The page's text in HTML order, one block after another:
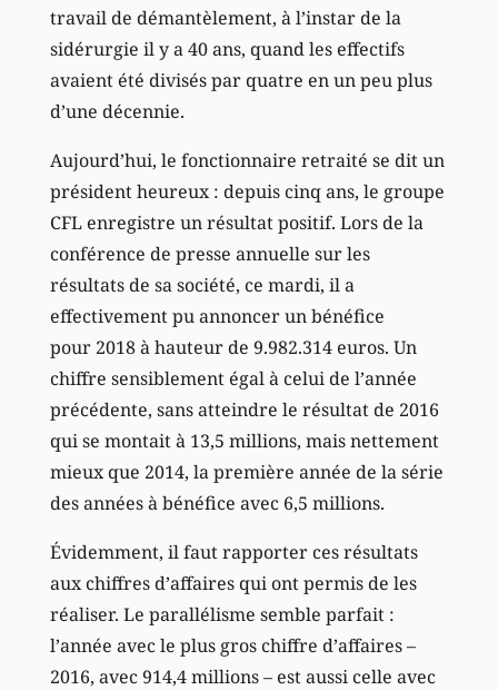
travail de démantèlement, à l’instar de la
sidérurgie il y a 40 ans, quand les effectifs
avaient été divisés par quatre en un peu plus
d’une décennie.
Aujourd’hui, le fonctionnaire retraité se dit un
président heureux : depuis cinq ans, le groupe
CFL enregistre un résultat positif. Lors de la
conférence de presse annuelle sur les
résultats de sa société, ce mardi, il a
effectivement pu annoncer un bénéfice
pour 2018 à hauteur de 9.982.314 euros. Un
chiffre sensiblement égal à celui de l’année
précédente, sans atteindre le résultat de 2016
qui se montait à 13,5 millions, mais nettement
mieux que 2014, la première année de la série
des années à bénéfice avec 6,5 millions.
Évidemment, il faut rapporter ces résultats
aux chiffres d’affaires qui ont permis de les
réaliser. Le parallélisme semble parfait :
l’année avec le plus gros chiffre d’affaires –
2016, avec 914,4 millions – est aussi celle avec